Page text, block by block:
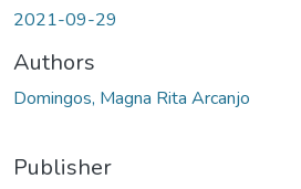
2021-09-29
Authors
Domingos, Magna Rita Arcanjo
Publisher